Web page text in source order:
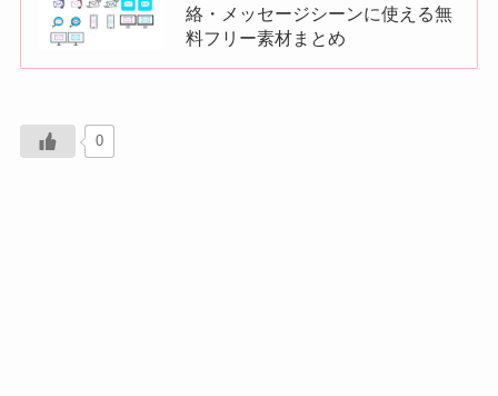
絡・メッセージシーンに使える無
料フリー素材まとめ
0